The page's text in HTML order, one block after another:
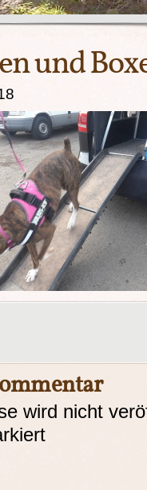
und
wird nicht